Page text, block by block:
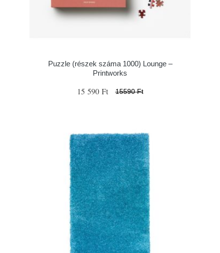
Puzzle (részek száma 1000) Lounge –
Printworks
15 590 Ft 15590 Ft